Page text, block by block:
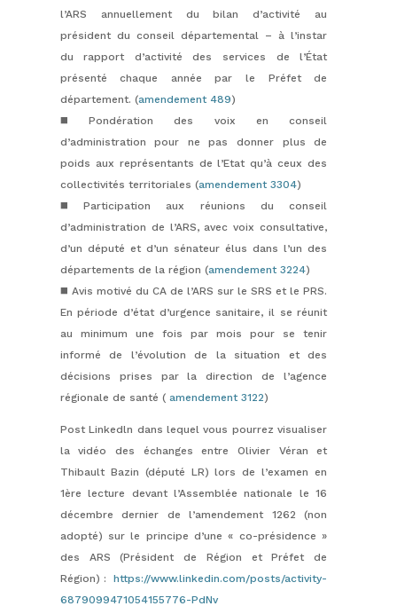
l’ARS annuellement du bilan d’activité au
président du conseil départemental – à l’instar
du rapport d’activité des services de l’État
présenté chaque année par le Préfet de
département. (amendement 489)
◼️ Pondération des voix en conseil
d’administration pour ne pas donner plus de
poids aux représentants de l’Etat qu’à ceux des
collectivités territoriales (amendement 3304)
◼️ Participation aux réunions du conseil
d’administration de l’ARS, avec voix consultative,
d’un député et d’un sénateur élus dans l’un des
départements de la région (amendement 3224)
◼️ Avis motivé du CA de l’ARS sur le SRS et le PRS.
En période d’état d’urgence sanitaire, il se réunit
au minimum une fois par mois pour se tenir
informé de l’évolution de la situation et des
décisions prises par la direction de l’agence
régionale de santé ( amendement 3122)
Post Linkedln dans lequel vous pourrez visualiser
la vidéo des échanges entre Olivier Véran et
Thibault Bazin (député LR) lors de l’examen en
1ère lecture devant l’Assemblée nationale le 16
décembre dernier de l’amendement 1262 (non
adopté) sur le principe d’une « co-présidence »
des ARS (Président de Région et Préfet de
Région) :
https://www.linkedin.com/posts/activity-
6879099471054155776-PdNv